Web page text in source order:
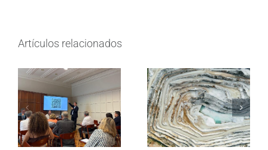
Artículos relacionados